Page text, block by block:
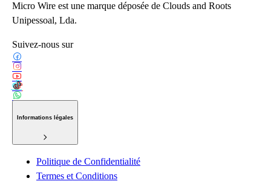
Micro Wire est une marque déposée de Clouds and Roots
Unipessoal, Lda.
Suivez-nous sur
Informations légales
Politique de Confidentialité
Termes et Conditions